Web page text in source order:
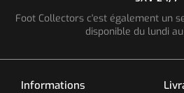
Foot Collectors c'est également un
disponible du lundi
Informations